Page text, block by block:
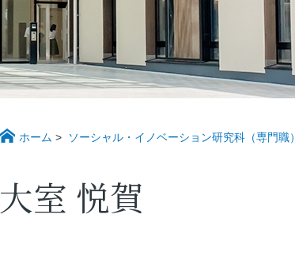
ホーム > ソーシャル・イノベーション研究科（専門職）
大室 悦賀